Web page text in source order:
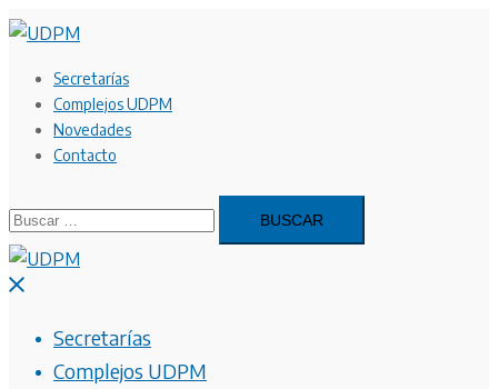
Saltar
contenidoSecretarías
Complejos UDPM
Novedades
Contacto
Buscar:
Cerrar
Secretarías
Complejos UDPM